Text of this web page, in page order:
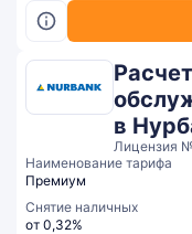
в
Лицензия
Наименование тарифа
Премиум
Снятие наличных
от 0,32%